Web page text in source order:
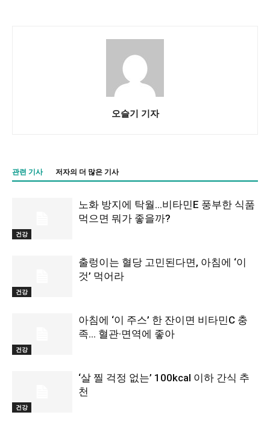
오슬기 기자
관련 기사 저자의 더 많은 기사
건강
노화 방지에 탁월…비타민E 풍부한 식품
먹으면 뭐가 좋을까?
건강
출렁이는 혈당 고민된다면, 아침에 ‘이
것’ 먹어라
건강
아침에 ‘이 주스’ 한 잔이면 비타민C 충
족… 혈관·면역에 좋아
건강
‘살 찔 걱정 없는’ 100kcal 이하 간식 추
천